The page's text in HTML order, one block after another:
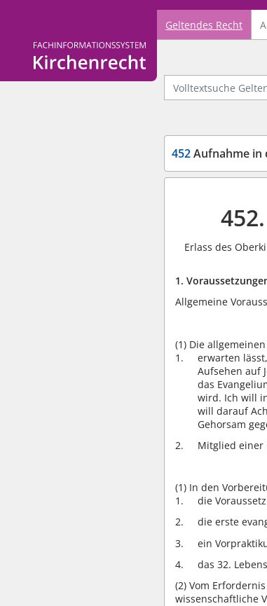
Logo Fachinformationssystem Kirchenrecht
Geltendes Recht
Volltextsuche
452Aufnahme in
Erlass des
1.
Allgemeine
(1) Die
erwarten
Aufsehen auf
das
wird. Ich will
will darauf
Gehorsam
Mitglied einer
(1) In den
die
die erste
ein
das 32.
(2) Vom
wissenschaftliche